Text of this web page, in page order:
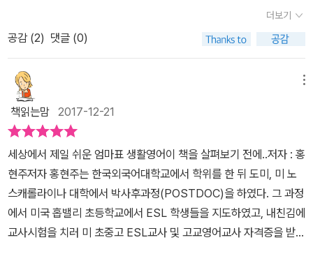
편 뒷면에 애정 영어 한마디가 정리되어 있어요. 매 레슨 뒤에 나온 표
현들을 모두 모아 놨네요뒷면이 아니고 따로 나와 있으면 더 좋았을
하나씩 시도해보면 좋겠어요.* 도치맘카페에서 서평이벤트로 도서를
출판사에서 제공받아 읽어보고 쓴 후기입니다.
마표 생활영어는~복잡한 문법은 우선 넣어두고,일상생활에서 많이
쓰는 문장들을 모아서. 구구단처럼 외우자!라는 취지로 만들어진 책
구단을 외워? 하는 사람은 없겠져?구구단 외워두면 일상생활에서 정
말 편리하게 쓰잖아요^^저자는 구구단처럼 외국어도 똑같다고 말하
고 있네요.문장을 생각하느라 말문이 막힐 때 수학구구단처럼 탁 튀
어나올 수 있게 하기위함이이 책의 시작이라고 합니다. 세상에서 가
장쉬운 엄마표생활영어의 차례예요.일어나서 자기까지 하루동안 일
어나는 일들, 배려하는 아이로 키우는 애정잔소리. 상황에 맞는 영어
문장까지.일상생활에서 일어날 수 있는 대부분의 문장들이 들어있는
것같네요^^ 책에는 엄마표로 영어를 하고 있는 선배맘들의 평가가 있
는데요엄마표 영어. 정말 대단하십니다. 전 알파벳송까지만 알려주고
이와 함께 책만 읽고 따라했더니 9살인 아이 혼자서도 챕터북 줄줄읽
네요. 엄마와 아이가 어렸을때 조금 노력하면 사교육없이도 영어잘하
는 아이가 될수있다는것을 홍박사님의 책을 통해 알게되었습니다. 앞
으로도 홍박사님의 책을 통해 새로운 영어교육에 눈뜨는 엄마들이 늘
더보기
공감 (2) 댓글 (0)
책읽는맘 2017-12-21
세상에서 제일 쉬운 엄마표 생활영어이 책을 살펴보기 전에..저자 : 홍
현주저자 홍현주는 한국외국어대학교에서 학위를 한 뒤 도미, 미 노
스캐롤라이나 대학에서 박사후과정(POSTDOC)을 하였다. 그 과정
에서 미국 홉밸리 초등학교에서 ESL 학생들을 지도하였고, 내친김에
교사시험을 치러 미 초중고 ESL교사 및 고교영어교사 자격증을 받았